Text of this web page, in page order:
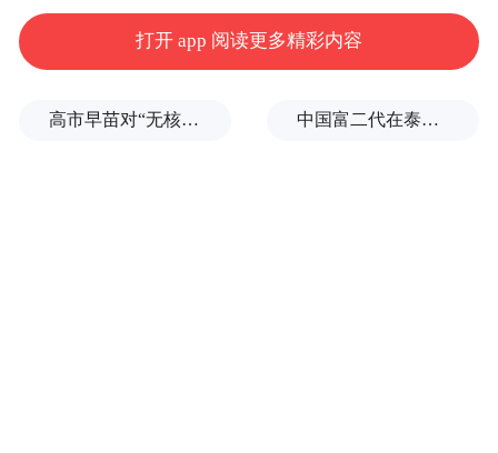
打开 app 阅读更多精彩内容
高市早苗对“无核三原则”含糊表态，长崎市长：核武是“绝对恶” 中国富二代在泰国被杀，嫌犯自首后称“在女友浴室看见他”，真相却没这么简单